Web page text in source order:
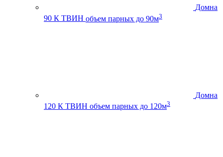
Домна
90 К ТВИН объем парных до 90м3
Домна
120 К ТВИН объем парных до 120м3